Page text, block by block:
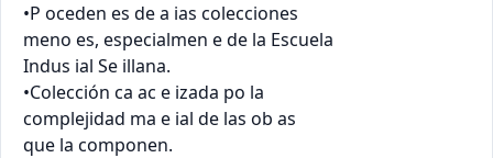
•P oceden es de a ias colecciones
meno es, especialmen e de la Escuela
Indus ial Se illana.
•Colección ca ac e izada po la
complejidad ma e ial de las ob as
que la componen.